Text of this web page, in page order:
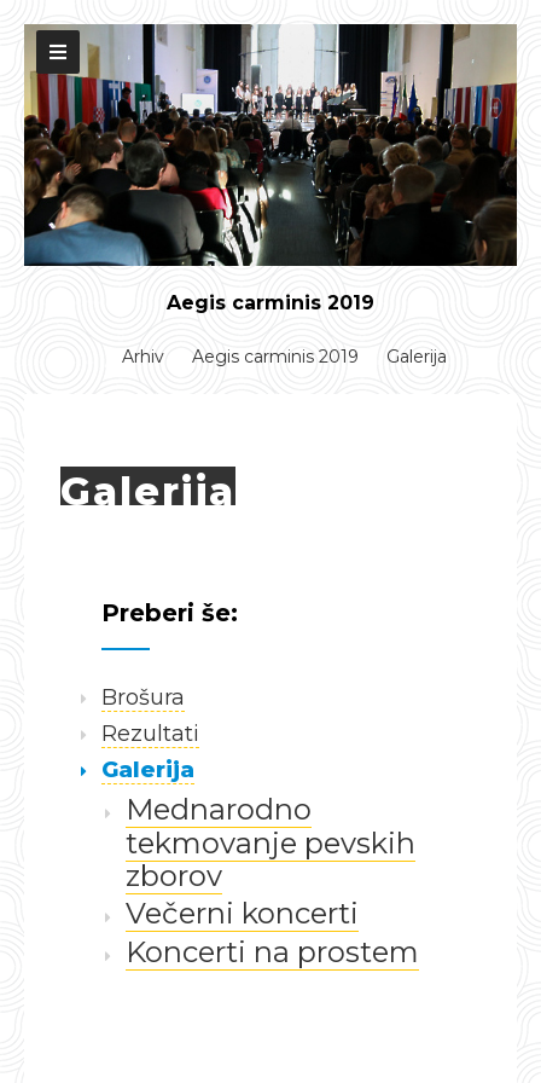
Aegis carminis 2019
Arhiv Aegis carminis 2019 Galerija
Galerija
Preberi še:
Brošura
Rezultati
Galerija
Mednarodno
tekmovanje pevskih
zborov
Večerni koncerti
Koncerti na prostem